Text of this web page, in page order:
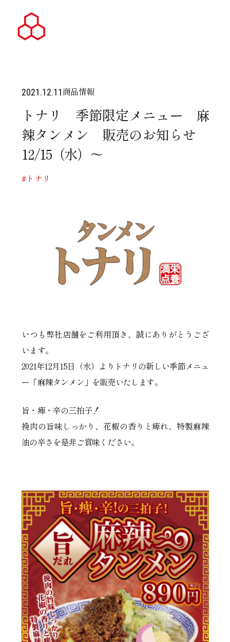
2021.12.11商品情報
トナリ 季節限定メニュー 麻
辣タンメン 販売のお知らせ
12/15（水）～
#トナリ
いつも弊社店舗をご利用頂き、誠にありがとうござ
います。
2021年12月15日（水）よりトナリの新しい季節メニュ
ー「麻辣タンメン」を販売いたします。
旨・痺・辛の三拍子！
挽肉の旨味しっかり、花椒の香りと痺れ、特製麻辣
油の辛さを是非ご賞味ください。